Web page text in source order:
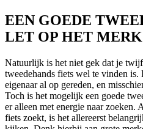
EEN GOEDE
LET OP HET MERK
Natuurlijk is het niet gek dat je
tweedehands fiets wel te vinden
eigenaar al op gereden, en
Toch is het mogelijk een goede
er alleen met energie naar zoeken.
fiets zoekt, is het allereerst